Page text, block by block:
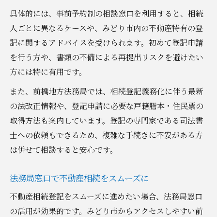
具体的には、事前予約制の相談窓口を利用すると、相続
人ごとに異なるケースや、みどり市内の不動産特有の登
記に関するアドバイスを受けられます。初めて登記申請
を行う方や、書類の不備による再提出リスクを避けたい
方には特に有用です。
また、前橋地方法務局では、相続登記義務化に伴う最新
の法改正情報や、登記申請に必要な戸籍謄本・住民票の
取得方法も案内しています。登記の専門家である司法書
士への依頼もできるため、複雑な手続きに不安がある方
は併せて相談すると安心です。
法務局窓口で不動産相続をスムーズに
不動産相続登記をスムーズに進めたい場合、法務局窓口
の活用が効果的です。みどり市からアクセスしやすい前